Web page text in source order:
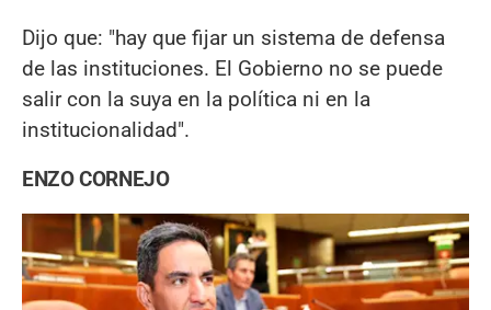
Dijo que: "hay que fijar un sistema de defensa
de las instituciones. El Gobierno no se puede
salir con la suya en la política ni en la
institucionalidad".
ENZO CORNEJO